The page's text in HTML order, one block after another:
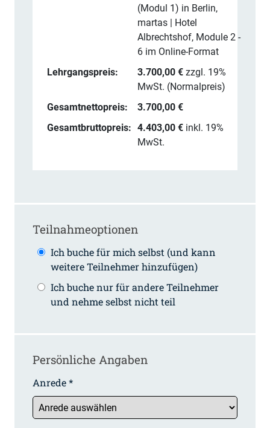
(Modul 1) in Berlin,
martas | Hotel
Albrechtshof, Module 2 -
6 im Online-Format
Lehrgangspreis:
3.700,00 € zzgl. 19%
MwSt. (Normalpreis)
Gesamtnettopreis:
3.700,00 €
Gesamtbruttopreis: 4.403,00 € inkl. 19%
MwSt.
Teilnahmeoptionen
Ich buche für mich selbst (und kann
weitere Teilnehmer hinzufügen)
Ich buche nur für andere Teilnehmer
und nehme selbst nicht teil
Persönliche Angaben
Anrede *